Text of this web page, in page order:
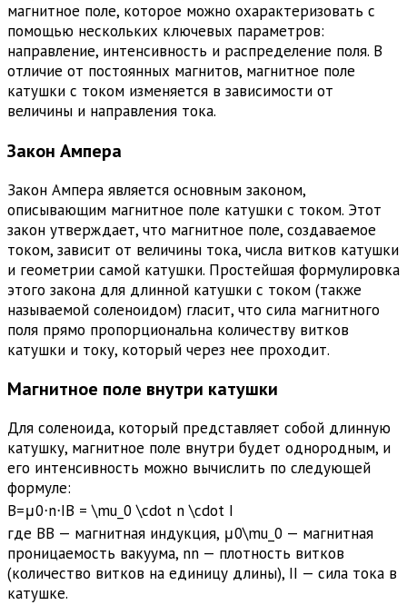
магнитное поле, которое можно охарактеризовать с
помощью нескольких ключевых параметров:
направление, интенсивность и распределение поля. В
отличие от постоянных магнитов, магнитное поле
катушки с током изменяется в зависимости от
величины и направления тока.
Закон Ампера
Закон Ампера является основным законом,
описывающим магнитное поле катушки с током. Этот
закон утверждает, что магнитное поле, создаваемое
током, зависит от величины тока, числа витков катушки
и геометрии самой катушки. Простейшая формулировка
этого закона для длинной катушки с током (также
называемой соленоидом) гласит, что сила магнитного
поля прямо пропорциональна количеству витков
катушки и току, который через нее проходит.
Магнитное поле внутри катушки
Для соленоида, который представляет собой длинную
катушку, магнитное поле внутри будет однородным, и
его интенсивность можно вычислить по следующей
формуле:
B=μ0⋅n⋅IB = \mu_0 \cdot n \cdot I
где BB — магнитная индукция, μ0\mu_0 — магнитная
проницаемость вакуума, nn — плотность витков
(количество витков на единицу длины), II — сила тока в
катушке.